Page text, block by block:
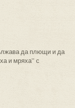
да плющи и да
и мряха” с